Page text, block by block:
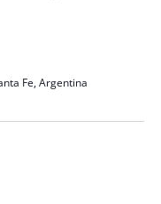
Fe, Argentina